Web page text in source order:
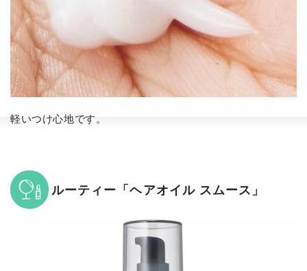
軽いつけ心地です。
ルーティー「ヘアオイル スムース」